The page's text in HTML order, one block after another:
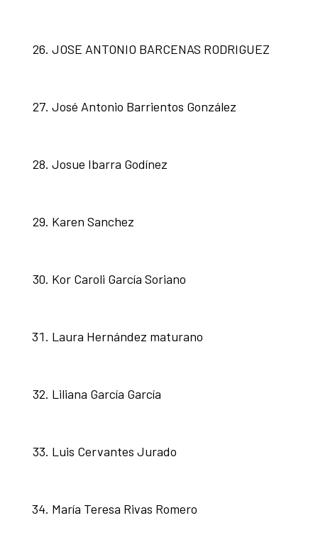
JOSE ANTONIO BARCENAS RODRIGUEZ
José Antonio Barrientos González
Josue Ibarra Godínez
Karen Sanchez
Kor Caroli García Soriano
Laura Hernández maturano
Liliana García García
Luis Cervantes Jurado
María Teresa Rivas Romero